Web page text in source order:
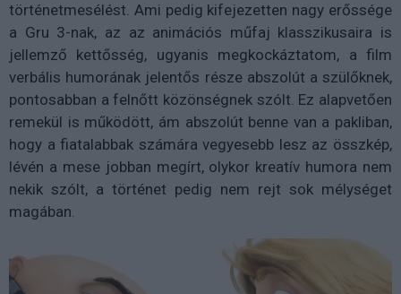
történetmesélést. Ami pedig kifejezetten nagy erőssége
a Gru 3-nak, az az animációs műfaj klasszikusaira is
jellemző kettősség, ugyanis megkockáztatom, a film
verbális humorának jelentős része abszolút a szülőknek,
pontosabban a felnőtt közönségnek szólt. Ez alapvetően
remekül is működött, ám abszolút benne van a pakliban,
hogy a fiatalabbak számára vegyesebb lesz az összkép,
lévén a mese jobban megírt, olykor kreatív humora nem
nekik szólt, a történet pedig nem rejt sok mélységet
magában.